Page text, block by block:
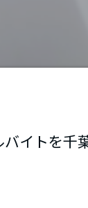
イトを千